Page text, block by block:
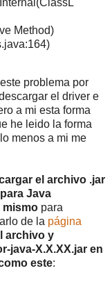
Method)
problema por
el driver e
a mi esta forma
he leido la forma
menos a mi me
el archivo .jar
Java
mismo para
de la página
archivo y
java-X.X.XX.jar en
este: